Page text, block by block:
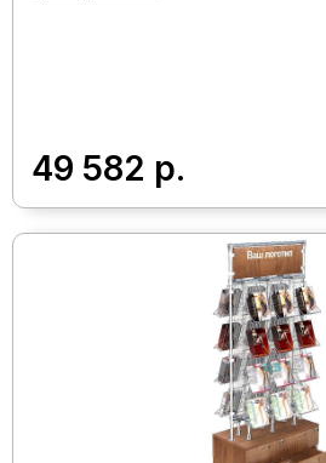
49 582 р.